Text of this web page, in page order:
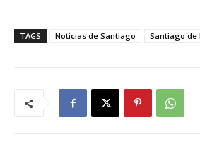
TAGS Noticias de Santiago Santiago de